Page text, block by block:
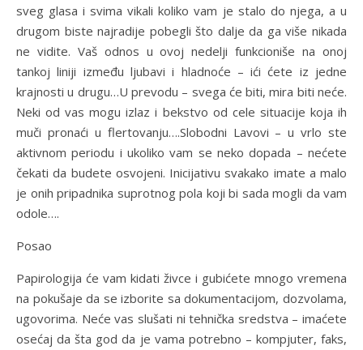
sveg glasa i svima vikali koliko vam je stalo do njega, a u
drugom biste najradije pobegli što dalje da ga više nikada
ne vidite. Vaš odnos u ovoj nedelji funkcioniše na onoj
tankoj liniji između ljubavi i hladnoće – ići ćete iz jedne
krajnosti u drugu…U prevodu – svega će biti, mira biti neće.
Neki od vas mogu izlaz i bekstvo od cele situacije koja ih
muči pronaći u flertovanju….Slobodni Lavovi – u vrlo ste
aktivnom periodu i ukoliko vam se neko dopada – nećete
čekati da budete osvojeni. Inicijativu svakako imate a malo
je onih pripadnika suprotnog pola koji bi sada mogli da vam
odole….
Posao
Papirologija će vam kidati živce i gubićete mnogo vremena
na pokušaje da se izborite sa dokumentacijom, dozvolama,
ugovorima. Neće vas slušati ni tehnička sredstva – imaćete
osećaj da šta god da je vama potrebno – kompjuter, faks,